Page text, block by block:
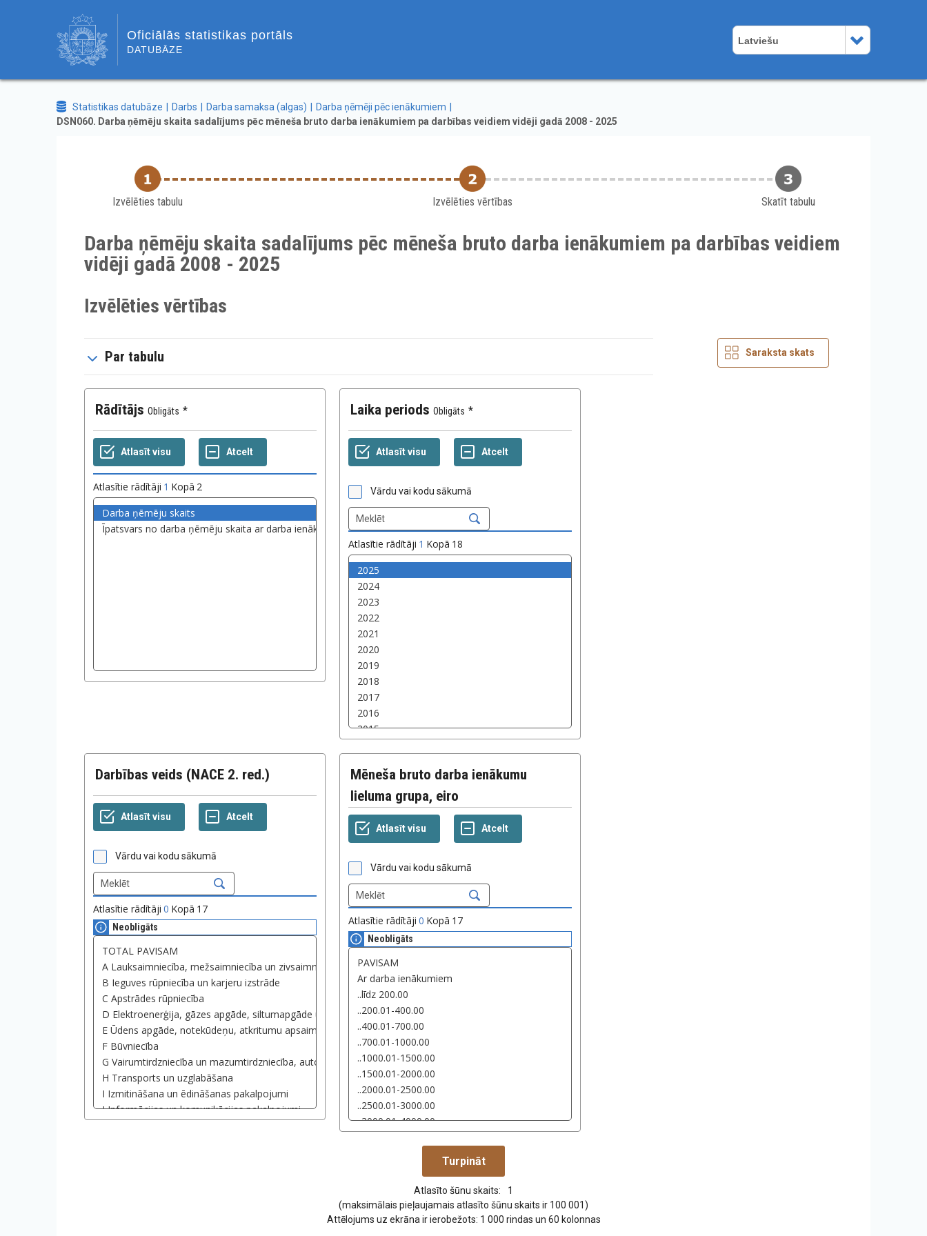
Oficiālās statistikas portāls
DATUBĀZE
Latviešu
Statistikas datubāze Darbs Darba samaksa (algas)
Darba ņēmēji pēc ienākumiem
DSN060. Darba ņēmēju skaita sadalījums pēc mēneša bruto darba ienākumiem pa darbības veidiem vidēji gadā 2008 - 2025
Izvēlēties tabulu Izvēlēties vērtības Skatīt tabulu
Darba ņēmēju skaita sadalījums pēc mēneša bruto darba ienākumiem pa darbības veidiem
vidēji gadā 2008 - 2025
Izvēlēties vērtības
Par tabulu
Rādītājs Obligāts
Atlasītie rādītāji 1 Kopā 2
Laika periods Obligāts
Vārdu vai kodu sākumā
Atlasītie rādītāji 1 Kopā 18
Darbības veids (NACE 2. red.)
Vārdu vai kodu sākumā
Atlasītie rādītāji 0 Kopā 17
Neobligāts
Mēneša bruto darba ienākumu
lieluma grupa, eiro
Vārdu vai kodu sākumā
Atlasītie rādītāji 0 Kopā 17
Neobligāts
Atlasīto šūnu skaits:
1
(maksimālais pieļaujamais atlasīto šūnu skaits ir 100 001)
Attēlojums uz ekrāna ir ierobežots: 1 000 rindas un 60 kolonnas